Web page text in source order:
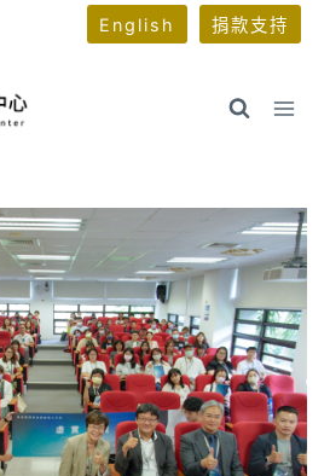
English 捐款支持